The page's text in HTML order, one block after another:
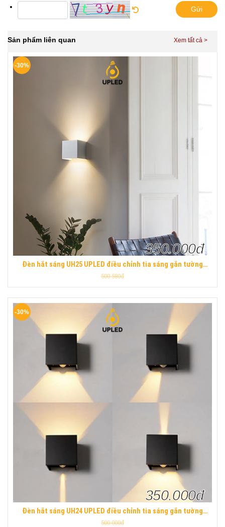
Gửi
Sản phẩm liên quan
Đèn hắt sáng UH25 UPLED điều chỉnh tia sáng gắn tường
ngoài trời chống nước hiện đại
350.000đ
500.580đ
-30%
Đèn hắt sáng UH24 UPLED điều chỉnh tia sáng gắn tường
ngoài trời chống nước hiện đại
350.000đ
500.000đ
-30%